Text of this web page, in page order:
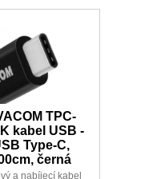
TPC-
kabel USB -
Type-C,
černá
a nabíjecí kabel